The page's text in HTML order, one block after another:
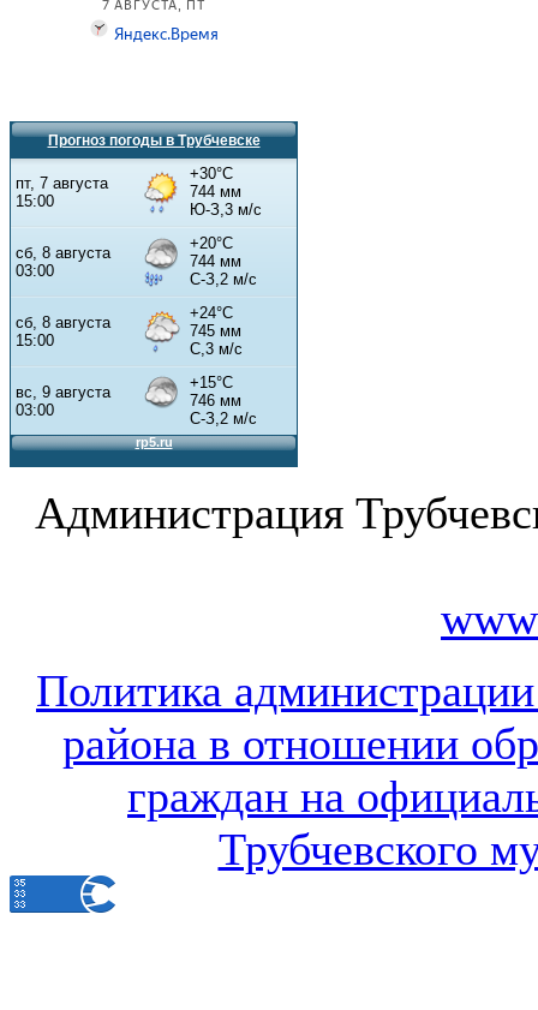
Прогноз погоды в Трубчевске
Администрация
Политика
района в отношении
граждан на
Трубчевского